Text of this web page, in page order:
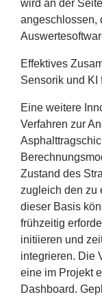
wird an der
angeschlossen,
Effektives
Sensorik und KI
Eine weitere
Verfahren zur
Zustand des
zugleich den zu
dieser Basis
frühzeitig
initiieren und
integrieren. Die
eine im Projekt
Dashboard.